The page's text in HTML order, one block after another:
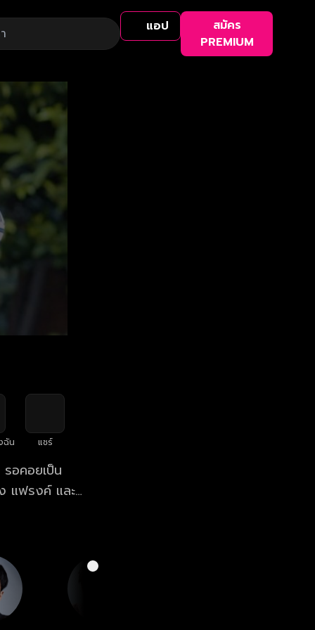
แอป
สมัคร
PREMIUM
ฉัน แชร์
อคอยเป็น
แฟรงค์ และ